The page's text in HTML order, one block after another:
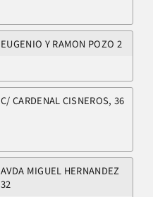
EUGENIO Y RAMON POZO 2
C/ CARDENAL CISNEROS, 36
AVDA MIGUEL HERNANDEZ
32